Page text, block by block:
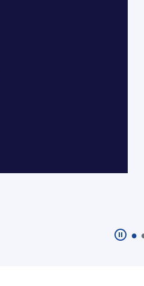
pause_circle_outline